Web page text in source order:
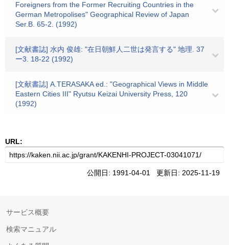
Foreigners from the Former Recruiting Countries in the
German Metropolises" Geographical Review of Japan
Ser.B. 65-2. (1992)
[文献書誌] 水内 俊雄: "在日朝鮮人二世は発言する" 地理. 37
ー3. 18-22 (1992)
[文献書誌] A.TERASAKA ed.: "Geographical Views in Middle
Eastern Cities III" Ryutsu Keizai University Press, 120
(1992)
URL:
公開日: 1991-04-01 更新日: 2025-11-19
サービス概要
検索マニュアル